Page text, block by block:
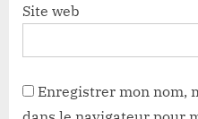
Site web
Enregistrer mon nom,